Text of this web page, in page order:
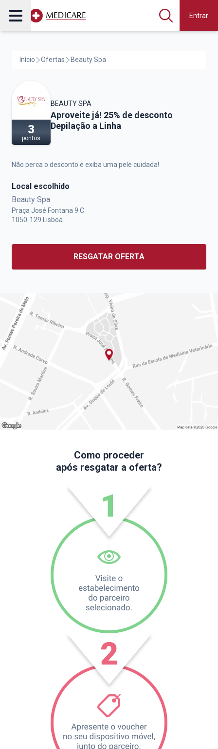
Entrar
Início Ofertas Beauty Spa
3
pontos
BEAUTY SPA
Beauty Spa,
Aproveite já! 25% de desconto
Depilação a Linha
Não perca o desconto e exiba uma pele cuidada!
Local escolhido
Beauty Spa
Praça José Fontana 9 C
1050-129
Lisboa
RESGATAR OFERTA
Como proceder
após resgatar a oferta?